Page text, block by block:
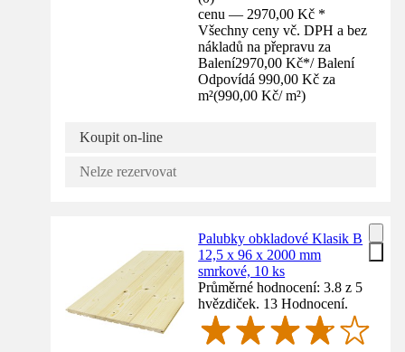
cenu — 2970,00 Kč *
Všechny ceny vč. DPH a bez
nákladů na přepravu za
Balení2970,00 Kč*/ Balení
Odpovídá 990,00 Kč za
m²(990,00 Kč/ m²)
Koupit on-line
Nelze rezervovat
Palubky obkladové Klasik B
12,5 x 96 x 2000 mm
smrkové, 10 ks
Průměrné hodnocení: 3.8 z 5
hvězdiček. 13 Hodnocení.